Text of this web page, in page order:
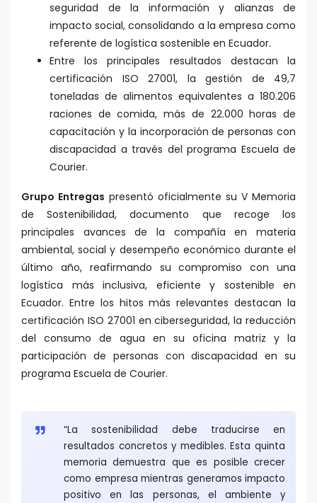
seguridad de la información y alianzas de
impacto social, consolidando a la empresa como
referente de logística sostenible en Ecuador.
Entre los principales resultados destacan la
certificación ISO 27001, la gestión de 49,7
toneladas de alimentos equivalentes a 180.206
raciones de comida, más de 22.000 horas de
capacitación y la incorporación de personas con
discapacidad a través del programa Escuela de
Courier.
Grupo Entregas presentó oficialmente su V Memoria
de Sostenibilidad, documento que recoge los
principales avances de la compañía en materia
ambiental, social y desempeño económico durante el
último año, reafirmando su compromiso con una
logística más inclusiva, eficiente y sostenible en
Ecuador. Entre los hitos más relevantes destacan la
certificación ISO 27001 en ciberseguridad, la reducción
del consumo de agua en su oficina matriz y la
participación de personas con discapacidad en su
programa Escuela de Courier.
“La sostenibilidad debe traducirse en
resultados concretos y medibles. Esta quinta
memoria demuestra que es posible crecer
como empresa mientras generamos impacto
positivo en las personas, el ambiente y